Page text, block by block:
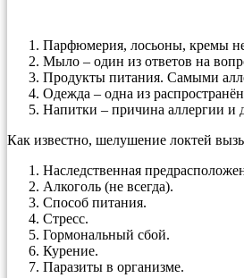
Парфюмерия, лосьоны, кремы
Мыло – один из ответов на
Продукты питания. Самыми
Одежда – одна из
Напитки – причина аллергии и
Как известно, шелушение локтей
Наследственная
Алкоголь (не всегда).
Способ питания.
Стресс.
Гормональный сбой.
Курение.
Паразиты в организме.